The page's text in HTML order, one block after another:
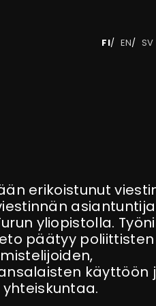
FI EN SV
erikoistunut
yliopistolla. Työni
päätyy poliittisten
käyttöön